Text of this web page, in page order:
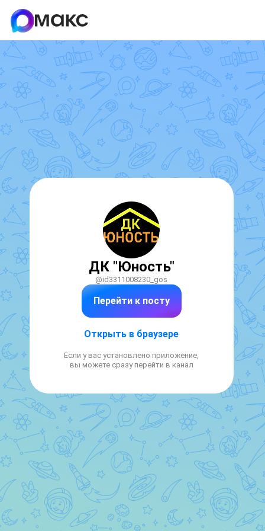
ДК "Юность"
@id3311008230_gos
Перейти к посту
Открыть в браузере
Если у вас установлено приложение,
вы можете сразу перейти в канал